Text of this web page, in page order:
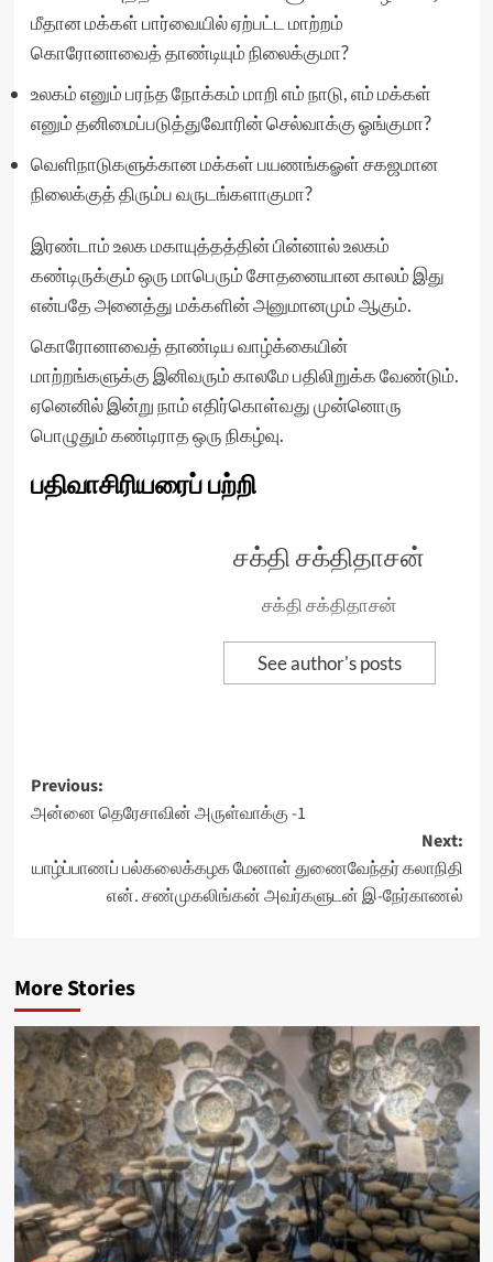
மீதான மக்கள் பார்வையில் ஏற்பட்ட மாற்றம்
கொரோனாவைத் தாண்டியும் நிலைக்குமா?
உலகம் எனும் பரந்த நோக்கம் மாறி எம் நாடு, எம் மக்கள்
எனும் தனிமைப்படுத்துவோரின் செல்வாக்கு ஓங்குமா?
வெளிநாடுகளுக்கான மக்கள் பயணங்கௐள் சகஜமான
நிலைக்குத் திரும்ப வருடங்களாகுமா?
இரண்டாம் உலக மகாயுத்தத்தின் பின்னால் உலகம்
கண்டிருக்கும் ஒரு மாபெரும் சோதனையான காலம் இது
என்பதே அனைத்து மக்களின் அனுமானமும் ஆகும்.
கொரோனாவைத் தாண்டிய வாழ்க்கையின்
மாற்றங்களுக்கு இனிவரும் காலமே பதிலிறுக்க வேண்டும்.
ஏனெனில் இன்று நாம் எதிர்கொள்வது முன்னொரு
பொழுதும் கண்டிராத ஒரு நிகழ்வு.
பதிவாசிரியரைப் பற்றி
சக்தி சக்திதாசன்
சக்தி சக்திதாசன்
See author's posts
Post
navigation
Previous:
அன்னை தெரேசாவின் அருள்வாக்கு -1
Next:
யாழ்ப்பாணப் பல்கலைக்கழக மேனாள் துணைவேந்தர் கலாநிதி
என். சண்முகலிங்கன் அவர்களுடன் இ-நேர்காணல்
More Stories